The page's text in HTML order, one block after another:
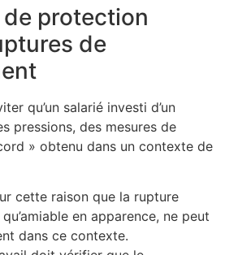
protection
de
qu’un salarié investi d’un
pressions, des mesures de
» obtenu dans un contexte de
cette raison que la rupture
en apparence, ne peut
dans ce contexte.